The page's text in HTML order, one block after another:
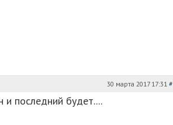
30 марта 2017 17:31 #
и последний будет....